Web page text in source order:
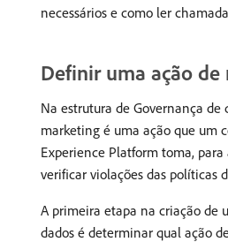
necessários e como ler
Definir uma ação
Na estrutura de Governança de
marketing é uma ação que um
Experience Platform toma, para
verificar violações das políticas
A primeira etapa na criação de
dados é determinar qual ação